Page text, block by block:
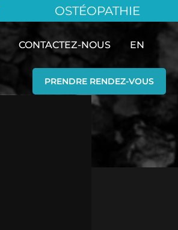
OSTÉOPATHIE
CONTACTEZ-NOUS EN
PRENDRE RENDEZ-VOUS